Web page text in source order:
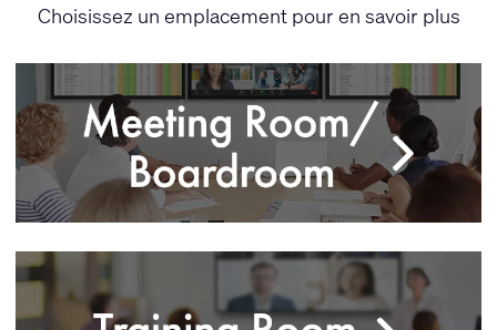
Choisissez un emplacement pour en savoir plus